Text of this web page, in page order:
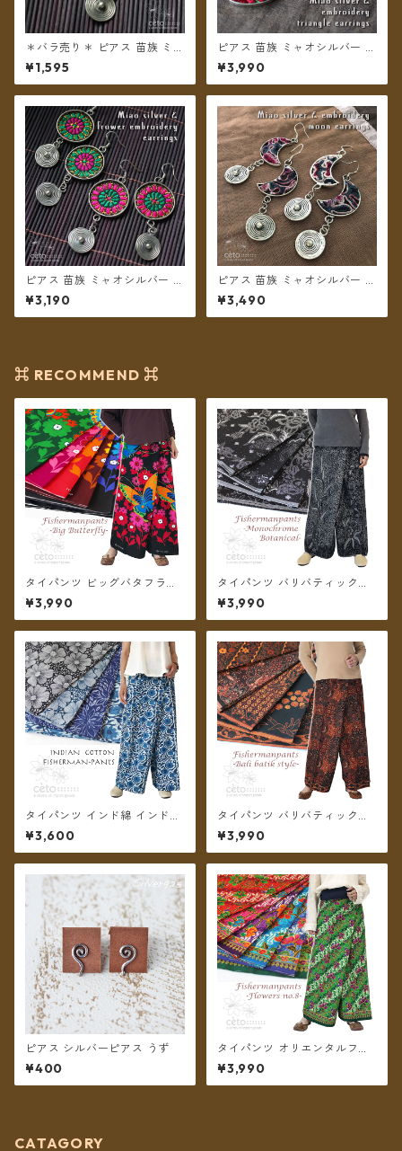
＊バラ売り＊ ピアス 苗族 ミャ
オシルバー 刺繍布 楕円型 グリ
ーン系 【メール便送料無料】
¥1,595
ピアス 苗族 ミャオシルバー 刺
繍古布 三角形 【メール便送料
無料】
¥3,990
ピアス 苗族 ミャオシルバー フ
ラワー刺繍 丸型 【メール便送
料無料】
¥3,190
ピアス 苗族 ミャオシルバー 刺
繍古布 月型 【メール便送料無
料】
¥3,490
⌘ RECOMMEND ⌘
タイパンツ ビッグバタフライ
6カラー リゾパン ロング丈
【メール便送料無料】
¥3,990
タイパンツ バリバティック柄
モノトーン ボタニカル 3タイ
プ リゾパン ロング丈【メール
便送料無料】
¥3,990
タイパンツ インド綿 インド更
紗 no.13 ネイビー&モノトーン
フラワープリント 3タイプ全4
カラー ロング丈【メール便送
¥3,600
タイパンツ バリバティック柄
ブラウン 5タイプ リゾパン ロ
ング丈【メール便送料無料】
¥3,990
ピアス シルバーピアス うず
¥400
タイパンツ オリエンタルフラ
ワー 6カラー リゾパン No.8
ロング丈【メール便送料無
料】
¥3,990
CATAGORY